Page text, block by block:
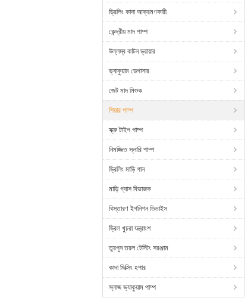
ড্রিলিং কাদা আক্রমণকারী
কেন্দ্রীয় মাদ পাম্প
উল্লম্ব কাটন ড্রায়ার
ভ্যাকুয়াম ডেগাসার
জেট মাদ মিশুক
শিয়ার পাম্প
স্ক্রু টাইপ পাম্প
নিমজ্জিত স্লারি পাম্প
ড্রিলিং মাড়ি গান
মাড়ি গ্যাস বিভাজক
বিস্তারণ ইগনিশন ডিভাইস
ড্রিল খুচরা যন্ত্রাংশ
তুরপুন তরল টেস্টিং সরঞ্জাম
কাদা মিক্সিং হপার
স্লাজ ভ্যাকুয়াম পাম্প